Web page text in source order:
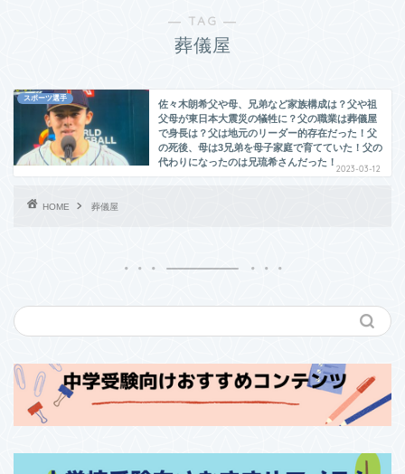
― TAG ―
葬儀屋
スポーツ選手
佐々木朗希父や母、兄弟など家族構成は？父や祖
父母が東日本大震災の犠牲に？父の職業は葬儀屋
で身長は？父は地元のリーダー的存在だった！父
の死後、母は3兄弟を母子家庭で育てていた！父の
代わりになったのは兄琉希さんだった！
2023-03-12
HOME 葬儀屋